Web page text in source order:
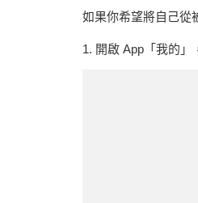
如果你希望將自己從
1. 開啟 App「我的」